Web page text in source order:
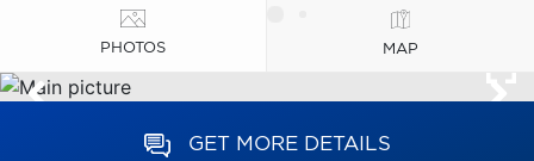
PHOTOS MAP
GET MORE DETAILS